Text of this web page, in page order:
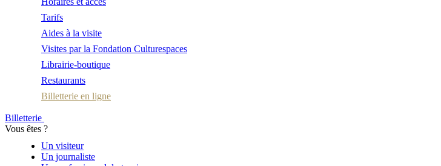
Tarifs
Aides à la visite
Visites par la Fondation Culturespaces
Librairie-boutique
Restaurants
Billetterie en ligne
Billetterie
Vous êtes ?
Un visiteur
Un journaliste